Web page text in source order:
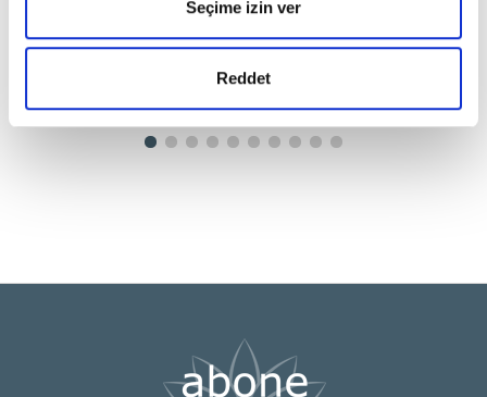
Seçime izin ver
Reddet
AKTÜEL TARİH
CHINA TODAY TÜRKİYE